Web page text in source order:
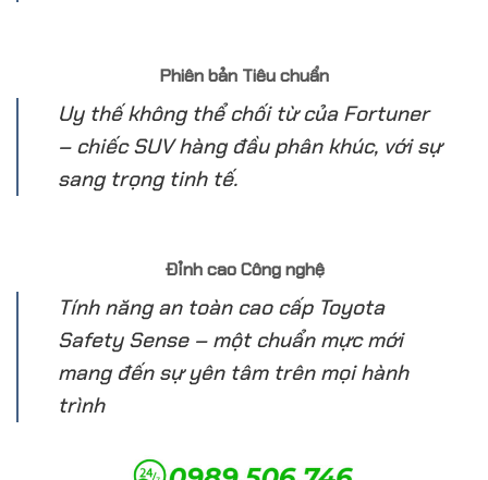
Phiên bản Tiêu chuẩn
Uy thế không thể chối từ của Fortuner
– chiếc SUV hàng đầu phân khúc, với sự
sang trọng tinh tế.
Đỉnh cao Công nghệ
Tính năng an toàn cao cấp Toyota
Safety Sense – một chuẩn mực mới
mang đến sự yên tâm trên mọi hành
trình